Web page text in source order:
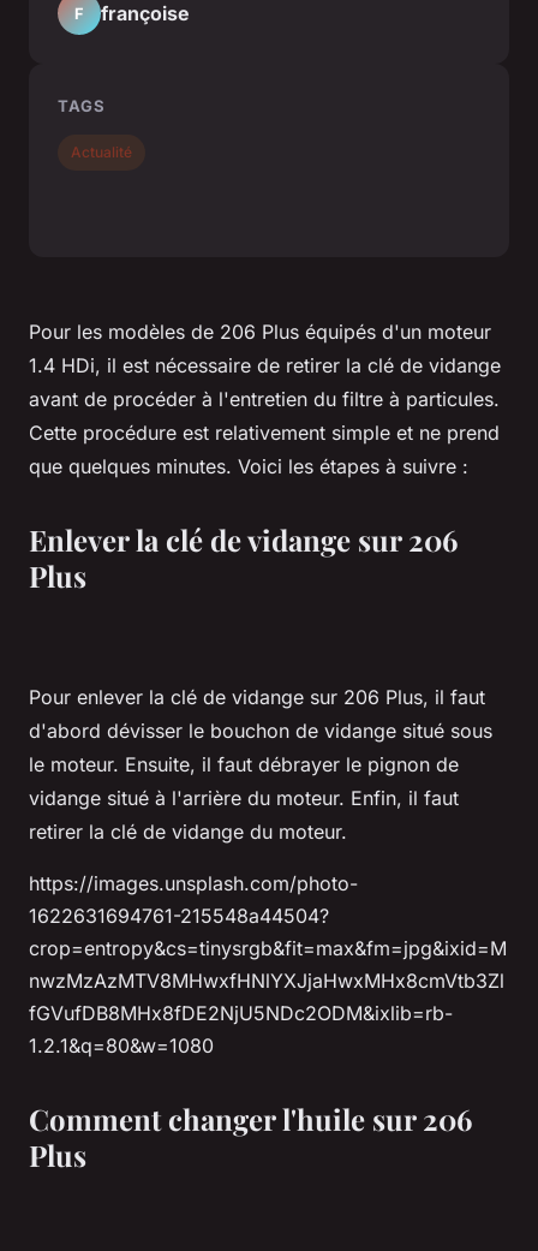
Pour les modèles de 206 Plus équipés d'un moteur
1.4 HDi, il est nécessaire de retirer la clé de vidange
avant de procéder à l'entretien du filtre à particules.
Cette procédure est relativement simple et ne prend
que quelques minutes. Voici les étapes à suivre :
Enlever la clé de vidange sur 206
Plus
Pour enlever la clé de vidange sur 206 Plus, il faut
d'abord dévisser le bouchon de vidange situé sous
le moteur. Ensuite, il faut débrayer le pignon de
vidange situé à l'arrière du moteur. Enfin, il faut
retirer la clé de vidange du moteur.
https://images.unsplash.com/photo-
1622631694761-215548a44504?
crop=entropy&cs=tinysrgb&fit=max&fm=jpg&ixid=M
nwzMzAzMTV8MHwxfHNlYXJjaHwxMHx8cmVtb3Zl
fGVufDB8MHx8fDE2NjU5NDc2ODM&ixlib=rb-
1.2.1&q=80&w=1080
Comment changer l'huile sur 206
Plus
F françoise
TAGS
Actualité